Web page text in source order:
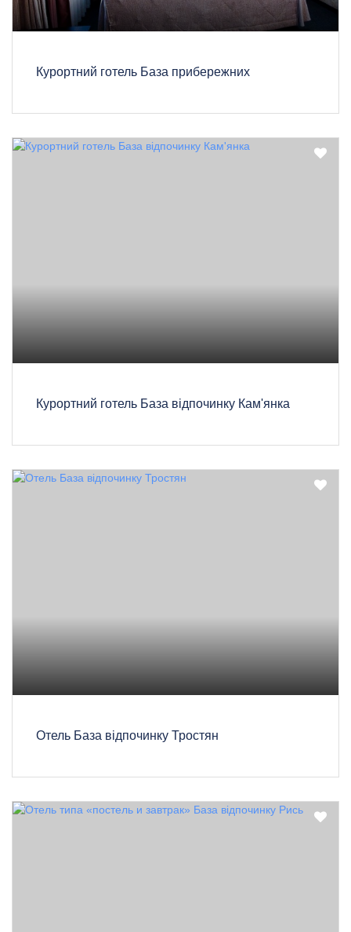
Курортний готель База прибережних
Курортний готель База відпочинку Кам'янка
Отель База відпочинку Тростян